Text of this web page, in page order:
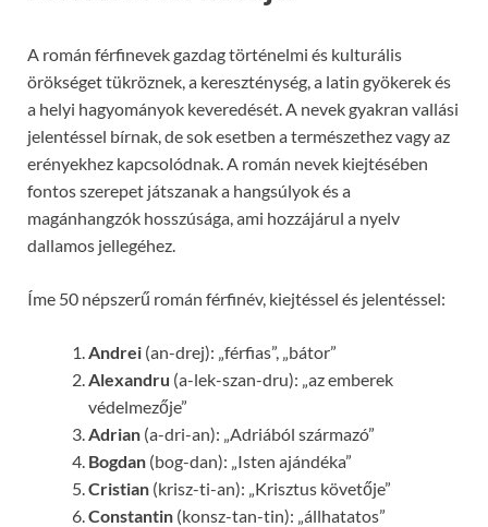
A román férfinevek gazdag történelmi és kulturális
örökséget tükröznek, a kereszténység, a latin gyökerek és
a helyi hagyományok keveredését. A nevek gyakran vallási
jelentéssel bírnak, de sok esetben a természethez vagy az
erényekhez kapcsolódnak. A román nevek kiejtésében
fontos szerepet játszanak a hangsúlyok és a
magánhangzók hosszúsága, ami hozzájárul a nyelv
dallamos jellegéhez.
Íme 50 népszerű román férfinév, kiejtéssel és jelentéssel:
Andrei (an-drej): „férfias”, „bátor”
Alexandru (a-lek-szan-dru): „az emberek
védelmezője”
Adrian (a-dri-an): „Adriából származó”
Bogdan (bog-dan): „Isten ajándéka”
Cristian (krisz-ti-an): „Krisztus követője”
Constantin (konsz-tan-tin): „állhatatos”